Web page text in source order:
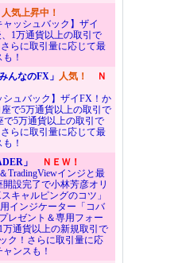
人気上昇中！
ャッシュバック】ザイ
1万通貨以上の取引で
らに取引量に応じて最
！
んなのFX」 人気！
Ｎ
シュバック】ザイFX！か
で5万通貨以上の取引で
で5万通貨以上の取引で
らに取引量に応じて最
！
」
ＮＥＷ！
TradingViewインジと最
開設完了で小林芳彦オリ
キャルピングのコツ」
インジケーター「コバ
レゼント＆専用フォー
万通貨以上の新規取引で
ク！さらに取引量に応
ンスも！